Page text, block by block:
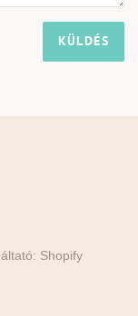
Shopify